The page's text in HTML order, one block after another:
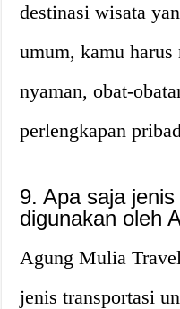
destinasi wisata
umum, kamu harus
nyaman, obat-
perlengkapan
9. Apa saja
digunakan oleh
Agung Mulia
jenis transportasi